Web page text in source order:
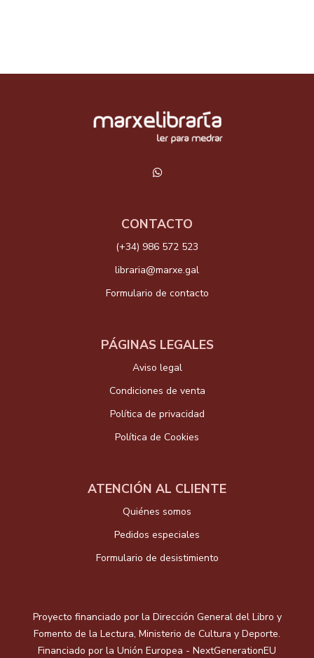
CONTACTO
(+34) 986 572 523
libraria@marxe.gal
Formulario de contacto
PÁGINAS LEGALES
Aviso legal
Condiciones de venta
Política de privacidad
Política de Cookies
ATENCIÓN AL CLIENTE
Quiénes somos
Pedidos especiales
Formulario de desistimiento
Proyecto financiado por la Dirección General del Libro y
Fomento de la Lectura, Ministerio de Cultura y Deporte.
Financiado por la Unión Europea - NextGenerationEU